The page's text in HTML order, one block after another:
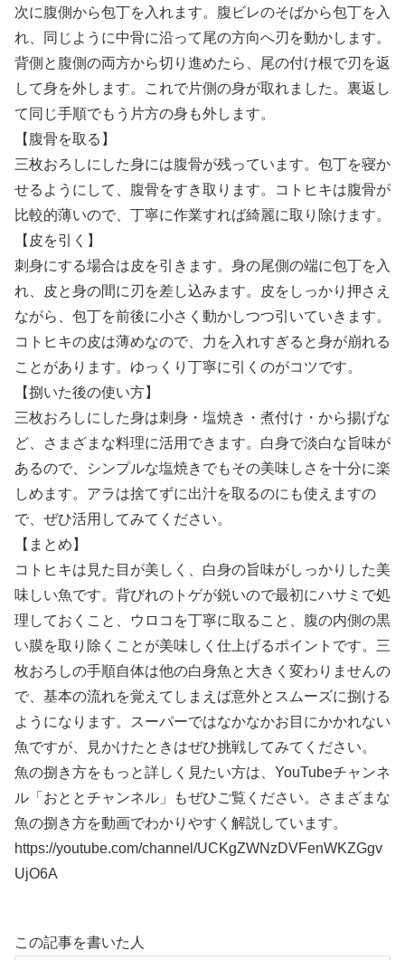
次に腹側から包丁を入れます。腹ビレのそばから包丁を入
れ、同じように中骨に沿って尾の方向へ刃を動かします。
背側と腹側の両方から切り進めたら、尾の付け根で刃を返
して身を外します。これで片側の身が取れました。裏返し
て同じ手順でもう片方の身も外します。
【腹骨を取る】
三枚おろしにした身には腹骨が残っています。包丁を寝か
せるようにして、腹骨をすき取ります。コトヒキは腹骨が
比較的薄いので、丁寧に作業すれば綺麗に取り除けます。
【皮を引く】
刺身にする場合は皮を引きます。身の尾側の端に包丁を入
れ、皮と身の間に刃を差し込みます。皮をしっかり押さえ
ながら、包丁を前後に小さく動かしつつ引いていきます。
コトヒキの皮は薄めなので、力を入れすぎると身が崩れる
ことがあります。ゆっくり丁寧に引くのがコツです。
【捌いた後の使い方】
三枚おろしにした身は刺身・塩焼き・煮付け・から揚げな
ど、さまざまな料理に活用できます。白身で淡白な旨味が
あるので、シンプルな塩焼きでもその美味しさを十分に楽
しめます。アラは捨てずに出汁を取るのにも使えますの
で、ぜひ活用してみてください。
【まとめ】
コトヒキは見た目が美しく、白身の旨味がしっかりした美
味しい魚です。背びれのトゲが鋭いので最初にハサミで処
理しておくこと、ウロコを丁寧に取ること、腹の内側の黒
い膜を取り除くことが美味しく仕上げるポイントです。三
枚おろしの手順自体は他の白身魚と大きく変わりませんの
で、基本の流れを覚えてしまえば意外とスムーズに捌ける
ようになります。スーパーではなかなかお目にかかれない
魚ですが、見かけたときはぜひ挑戦してみてください。
魚の捌き方をもっと詳しく見たい方は、YouTubeチャンネ
ル「おととチャンネル」もぜひご覧ください。さまざまな
魚の捌き方を動画でわかりやすく解説しています。
https://youtube.com/channel/UCKgZWNzDVFenWKZGgv
UjO6A
この記事を書いた人